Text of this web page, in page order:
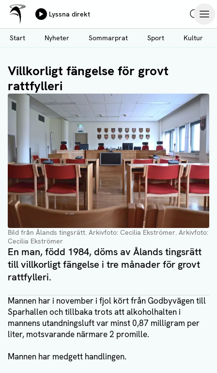
Hoppa
till
huvudinnehåll
Ålands Radio & TV
Lyssna direkt
Start
Nyheter Sommarprat Sport Kultur
Villkorligt fängelse för grovt
rattfylleri
Bild från Ålands tingsrätt. Arkivfoto: Cecilia Ekströmer. Arkivfoto:
Cecilia Ekströmer
En man, född 1984, döms av Ålands tingsrätt
till villkorligt fängelse i tre månader för grovt
rattfylleri.
Mannen har i november i fjol kört från Godbyvägen till
Sparhallen och tillbaka trots att alkoholhalten i
mannens utandningsluft var minst 0,87 milligram per
liter, motsvarande närmare 2 promille.
Mannen har medgett handlingen.